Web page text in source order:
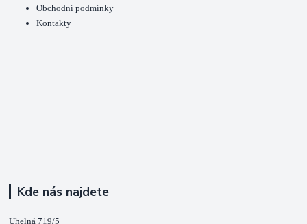
Obchodní podmínky
Kontakty
Kde nás najdete
Uhelná 719/5